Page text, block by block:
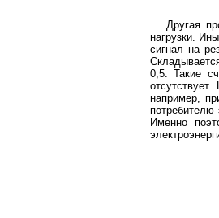
Другая
нагрузки.
сигнал на
0,5. Такие
например,
потребителю
Именно